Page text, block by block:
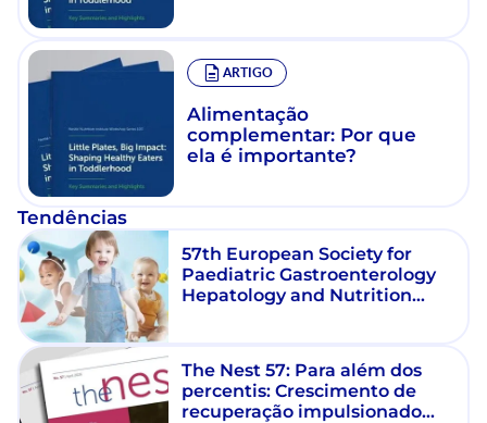
ARTIGO
Alimentação
complementar: Por que
ela é importante?
Tendências
57th European Society for
Paediatric Gastroenterology
Hepatology and Nutrition
The Nest 57: Para além dos
percentis: Crescimento de
recuperação impulsionado